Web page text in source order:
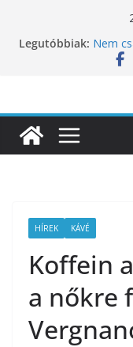
content
Legutóbbiak:
10
menü
Nem
HÍREK KÁVÉ
Koffein
a nőkre